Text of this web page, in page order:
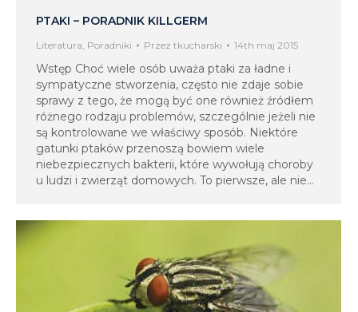
PTAKI – PORADNIK KILLGERM
Literatura Poradniki Przez tkucharski 14th maj 2015
Wstęp Choć wiele osób uważa ptaki za ładne i
sympatyczne stworzenia, często nie zdaje sobie
sprawy z tego, że mogą być one również źródłem
różnego rodzaju problemów, szczególnie jeżeli nie
są kontrolowane we właściwy sposób. Niektóre
gatunki ptaków przenoszą bowiem wiele
niebezpiecznych bakterii, które wywołują choroby
u ludzi i zwierząt domowych. To pierwsze, ale nie…